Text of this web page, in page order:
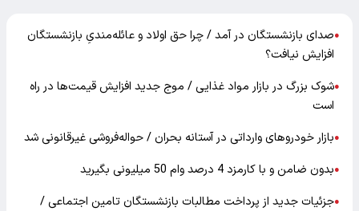
●صدای بازنشستگان در آمد / چرا حق اولاد و عائله‌مندیِ بازنشستگان
افزایش نیافت؟
●شوک بزرگ در بازار مواد غذایی / موج جدید افزایش قیمت‌ها در راه
است
●بازار خودرو‌های وارداتی در آستانه بحران / حواله‌فروشی غیرقانونی شد
●بدون ضامن و با کارمزد 4 درصد وام 50 میلیونی بگیرید
●جزئیات جدید از پرداخت مطالبات بازنشستگان تامین اجتماعی /